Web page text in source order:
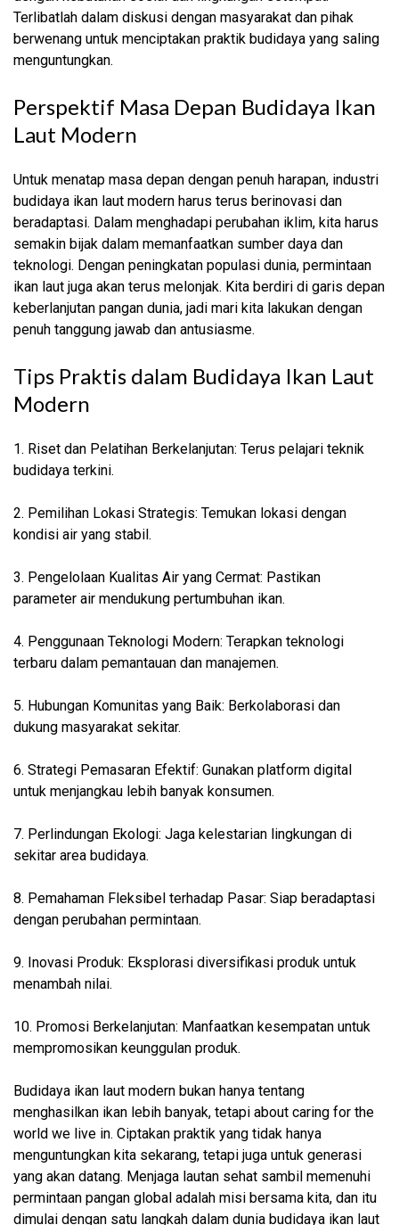
Terlibatlah dalam diskusi dengan masyarakat dan pihak
berwenang untuk menciptakan praktik budidaya yang saling
menguntungkan.
Perspektif Masa Depan Budidaya Ikan
Laut Modern
Untuk menatap masa depan dengan penuh harapan, industri
budidaya ikan laut modern harus terus berinovasi dan
beradaptasi. Dalam menghadapi perubahan iklim, kita harus
semakin bijak dalam memanfaatkan sumber daya dan
teknologi. Dengan peningkatan populasi dunia, permintaan
ikan laut juga akan terus melonjak. Kita berdiri di garis depan
keberlanjutan pangan dunia, jadi mari kita lakukan dengan
penuh tanggung jawab dan antusiasme.
Tips Praktis dalam Budidaya Ikan Laut
Modern
1. Riset dan Pelatihan Berkelanjutan: Terus pelajari teknik
budidaya terkini.
2. Pemilihan Lokasi Strategis: Temukan lokasi dengan
kondisi air yang stabil.
3. Pengelolaan Kualitas Air yang Cermat: Pastikan
parameter air mendukung pertumbuhan ikan.
4. Penggunaan Teknologi Modern: Terapkan teknologi
terbaru dalam pemantauan dan manajemen.
5. Hubungan Komunitas yang Baik: Berkolaborasi dan
dukung masyarakat sekitar.
6. Strategi Pemasaran Efektif: Gunakan platform digital
untuk menjangkau lebih banyak konsumen.
7. Perlindungan Ekologi: Jaga kelestarian lingkungan di
sekitar area budidaya.
8. Pemahaman Fleksibel terhadap Pasar: Siap beradaptasi
dengan perubahan permintaan.
9. Inovasi Produk: Eksplorasi diversifikasi produk untuk
menambah nilai.
10. Promosi Berkelanjutan: Manfaatkan kesempatan untuk
mempromosikan keunggulan produk.
Budidaya ikan laut modern bukan hanya tentang
menghasilkan ikan lebih banyak, tetapi about caring for the
world we live in. Ciptakan praktik yang tidak hanya
menguntungkan kita sekarang, tetapi juga untuk generasi
yang akan datang. Menjaga lautan sehat sambil memenuhi
permintaan pangan global adalah misi bersama kita, dan itu
dimulai dengan satu langkah dalam dunia budidaya ikan laut